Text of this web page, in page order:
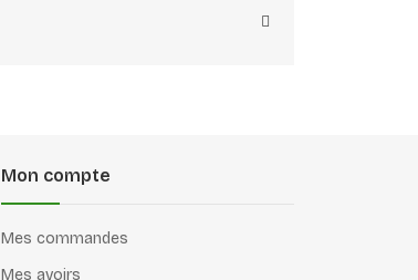
Mon compte
Mes commandes
Mes avoirs